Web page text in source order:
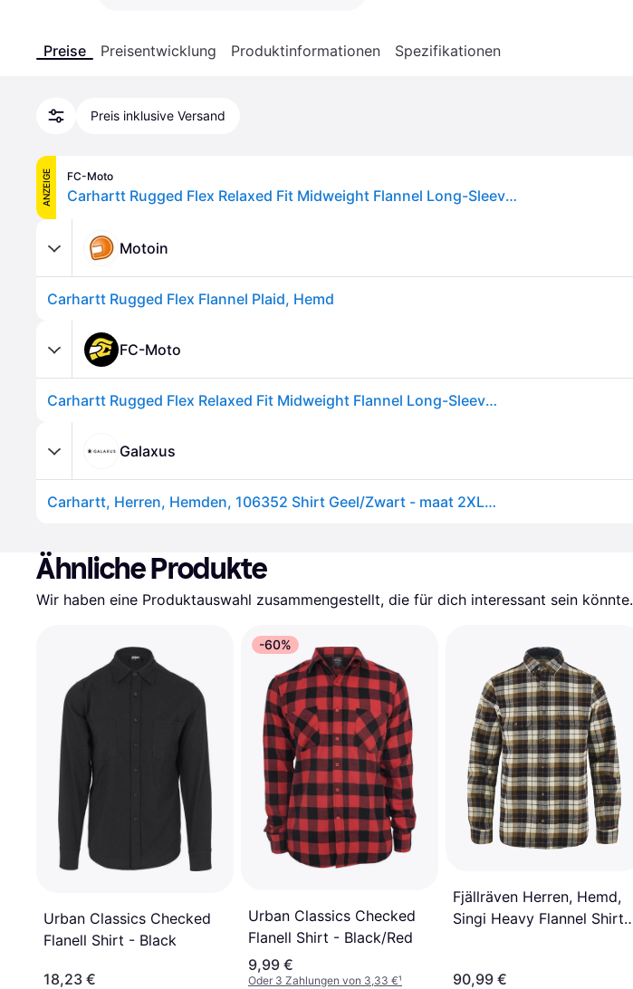
Preise Preisentwicklung Produktinformationen Spezifikationen
Preis inklusive Versand
ANZEIGE FC-Moto
Carhartt Rugged Flex Relaxed Fit Midweight Flannel Long-Sleeve Plaid Hemd
Motoin
Carhartt Rugged Flex Flannel Plaid, Hemd
FC-Moto
Carhartt Rugged Flex Relaxed Fit Midweight Flannel Long-Sleeve Plaid Hemd
Galaxus
Carhartt, Herren, Hemden, 106352 Shirt Geel/Zwart - maat 2XL, Schwarz, Gelb, (XXL)
Ähnliche Produkte
Wir haben eine Produktauswahl zusammengestellt, die für dich interessant sein könnte.
Urban Classics Checked
Flanell Shirt - Black
18,23 €
-60%
Urban Classics Checked
Flanell Shirt - Black/Red
9,99 €
Oder 3 Zahlungen von 3,33 €¹
Fjällräven Herren, Hemd,
Singi Heavy Flannel Shirt
90,99 €